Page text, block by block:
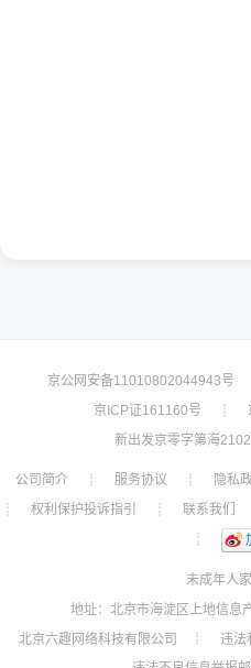
京公网安备11010802044943号
京ICP证161160号
┊
新出发京零字第海
公司简介 ┊ 服务协议 ┊ 隐私
┊
权利保护投诉指引 ┊ 联系我们
┊
未成年人
地址：北京市海淀区上地信息
北京六趣网络科技有限公司
┊ 违法